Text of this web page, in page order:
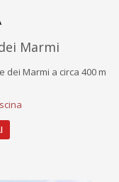
Marmi
dei Marmi a circa 400 m